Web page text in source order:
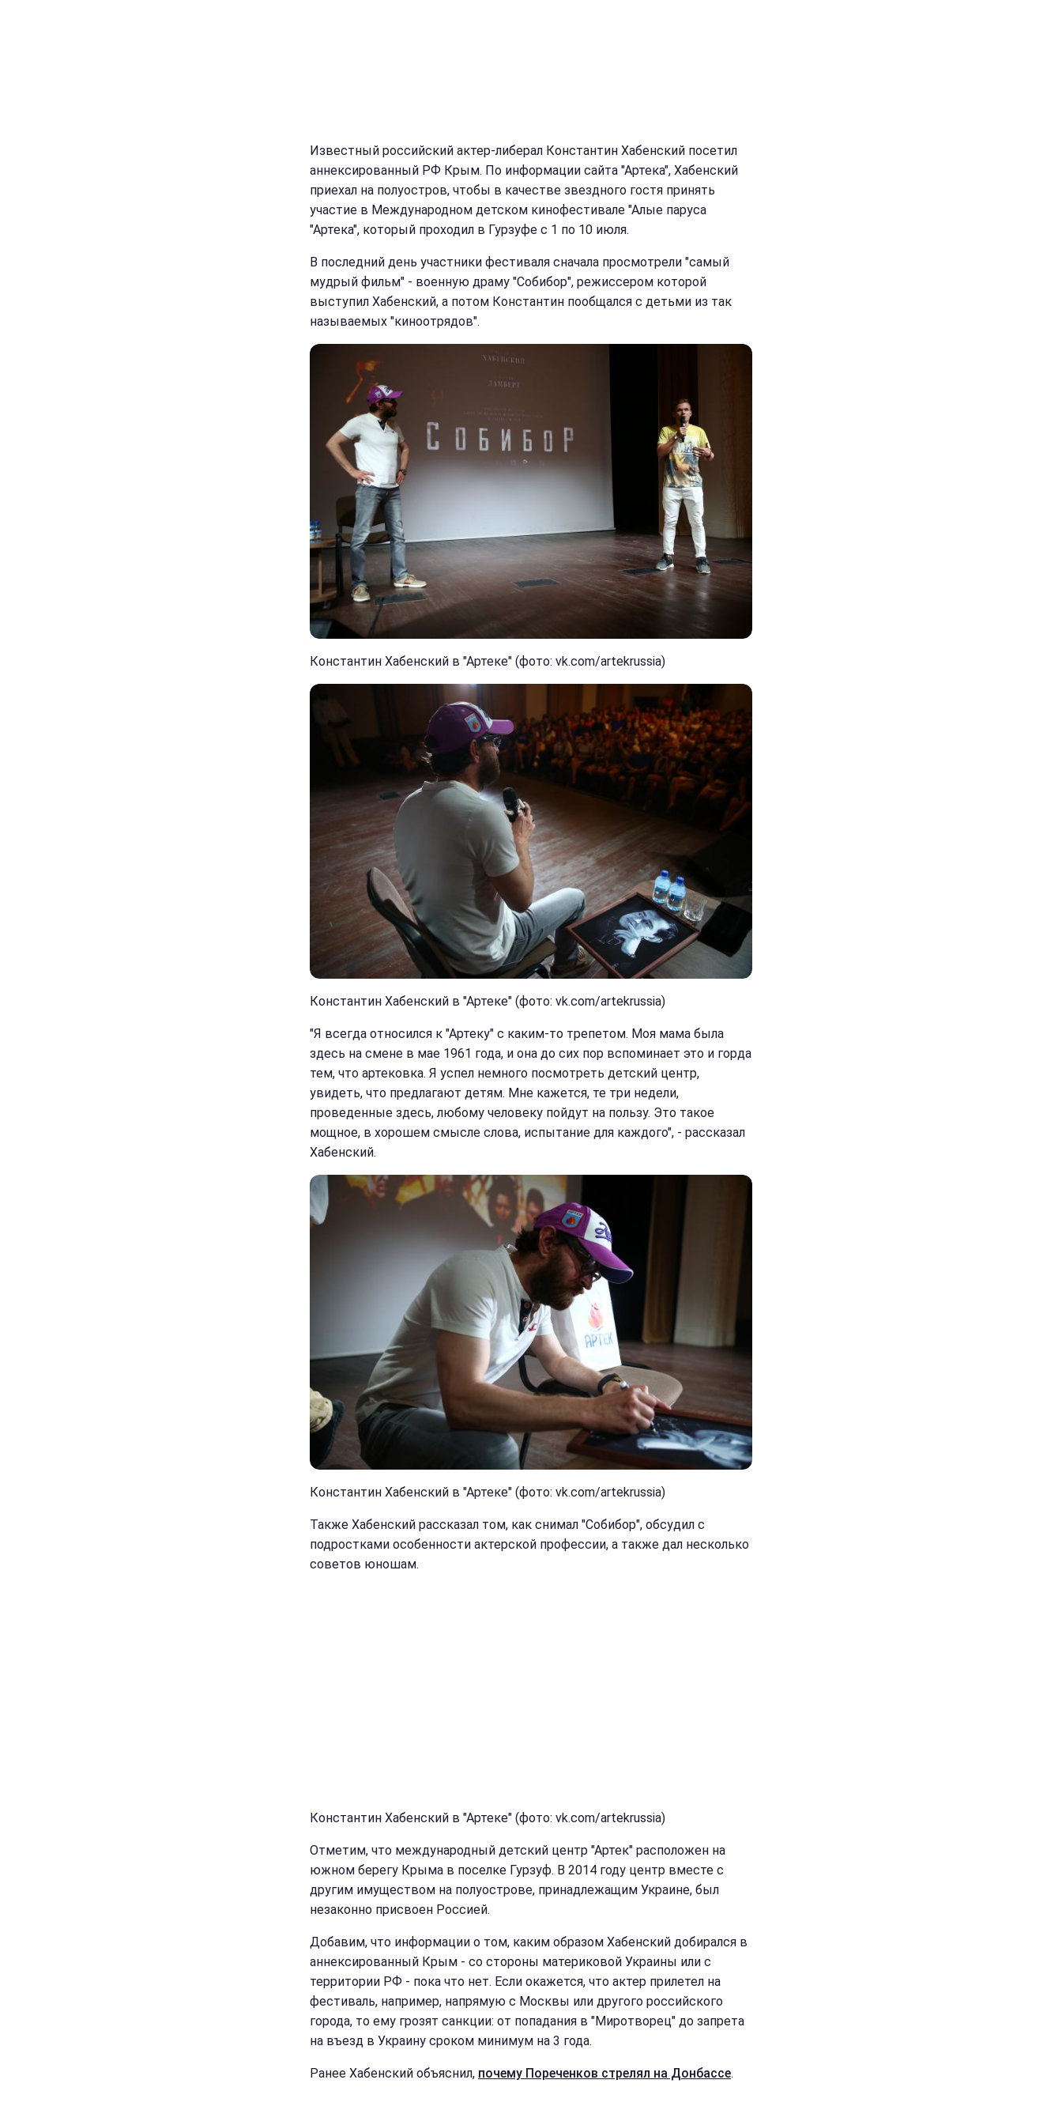
Известный российский актер-либерал Константин Хабенский посетил
аннексированный РФ Крым. По информации сайта "Артека", Хабенский
приехал на полуостров, чтобы в качестве звездного гостя принять
участие в Международном детском кинофестивале "Алые паруса
"Артека", который проходил в Гурзуфе с 1 по 10 июля.
В последний день участники фестиваля сначала просмотрели "самый
мудрый фильм" - военную драму "Собибор", режиссером которой
выступил Хабенский, а потом Константин пообщался с детьми из так
называемых "киноотрядов".
Константин Хабенский в "Артеке" (фото: vk.com/artekrussia)
Константин Хабенский в "Артеке" (фото: vk.com/artekrussia)
"Я всегда относился к "Артеку" с каким-то трепетом. Моя мама была
здесь на смене в мае 1961 года, и она до сих пор вспоминает это и горда
тем, что артековка. Я успел немного посмотреть детский центр,
увидеть, что предлагают детям. Мне кажется, те три недели,
проведенные здесь, любому человеку пойдут на пользу. Это такое
мощное, в хорошем смысле слова, испытание для каждого", - рассказал
Хабенский.
Константин Хабенский в "Артеке" (фото: vk.com/artekrussia)
Также Хабенский рассказал том, как снимал "Собибор", обсудил с
подростками особенности актерской профессии, а также дал несколько
советов юношам.
Константин Хабенский в "Артеке" (фото: vk.com/artekrussia)
Отметим, что международный детский центр "Артек" расположен на
южном берегу Крыма в поселке Гурзуф. В 2014 году центр вместе с
другим имуществом на полуострове, принадлежащим Украине, был
незаконно присвоен Россией.
Добавим, что информации о том, каким образом Хабенский добирался в
аннексированный Крым - со стороны материковой Украины или с
территории РФ - пока что нет. Если окажется, что актер прилетел на
фестиваль, например, напрямую с Москвы или другого российского
города, то ему грозят санкции: от попадания в "Миротворец" до запрета
на въезд в Украину сроком минимум на 3 года.
Ранее Хабенский объяснил, почему Пореченков стрелял на Донбассе.